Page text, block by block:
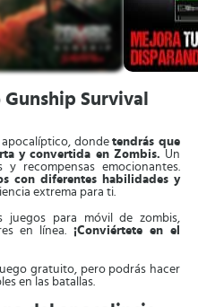
Survival
apocalíptico, dondetendrás que
y convertida en Zombis. Un
recompensas emocionantes.
con diferentes habilidades y
extrema para ti.
juegos para móvil de zombis,
en línea. ¡Conviértete en el
gratuito, pero podrás hacer
en las batallas.